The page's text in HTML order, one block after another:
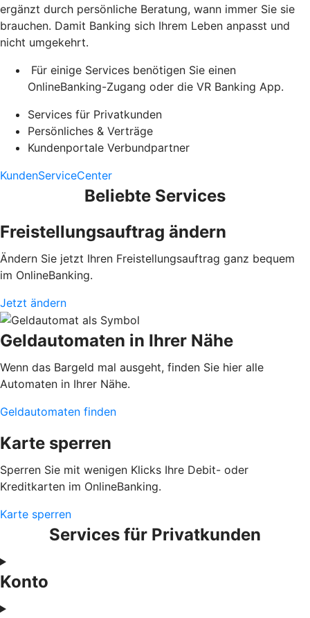
ergänzt durch persönliche Beratung, wann immer Sie sie
brauchen. Damit Banking sich Ihrem Leben anpasst und
nicht umgekehrt.
Für einige Services benötigen Sie einen
OnlineBanking-Zugang oder die VR Banking App.
Services für Privatkunden
Persönliches & Verträge
Kundenportale Verbundpartner
KundenServiceCenter
Beliebte Services
Freistellungsauftrag ändern
Ändern Sie jetzt Ihren Freistellungsauftrag ganz bequem
im OnlineBanking.
Jetzt ändern
Geldautomaten in Ihrer Nähe
Wenn das Bargeld mal ausgeht, finden Sie hier alle
Automaten in Ihrer Nähe.
Geldautomaten finden
Karte sperren
Sperren Sie mit wenigen Klicks Ihre Debit- oder
Kreditkarten im OnlineBanking.
Karte sperren
Services für Privatkunden
Konto